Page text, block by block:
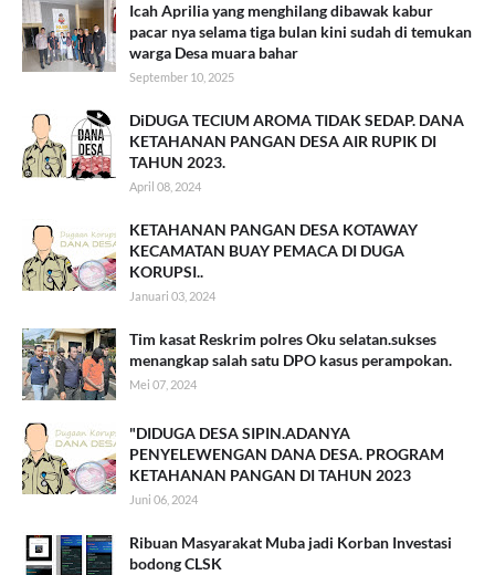
Icah Aprilia yang menghilang dibawak kabur
pacar nya selama tiga bulan kini sudah di temukan
warga Desa muara bahar
September 10, 2025
DiDUGA TECIUM AROMA TIDAK SEDAP. DANA
KETAHANAN PANGAN DESA AIR RUPIK DI
TAHUN 2023.
April 08, 2024
KETAHANAN PANGAN DESA KOTAWAY
KECAMATAN BUAY PEMACA DI DUGA
KORUPSI..
Januari 03, 2024
Tim kasat Reskrim polres Oku selatan.sukses
menangkap salah satu DPO kasus perampokan.
Mei 07, 2024
"DIDUGA DESA SIPIN.ADANYA
PENYELEWENGAN DANA DESA. PROGRAM
KETAHANAN PANGAN DI TAHUN 2023
Juni 06, 2024
Ribuan Masyarakat Muba jadi Korban Investasi
bodong CLSK